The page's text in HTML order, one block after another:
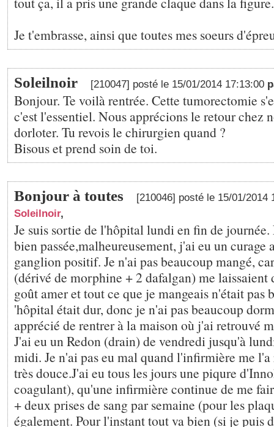
Je t'embrasse, ainsi que toutes mes soeurs
Soleilnoir [210047] posté le 15/01/2014 17:13:00
Bonjour. Te voilà rentrée. Cette tumorectomie
c'est l'essentiel. Nous apprécions le retour chez
dorloter. Tu revois le chirurgien quand ?
Bisous et prend soin de toi.
Bonjour à toutes
[210046] posté le 15/01/2014
Soleilnoir,
Je suis sortie de l'hôpital lundi en fin de
bien passée,malheureusement, j'ai eu un
ganglion positif. Je n'ai pas beaucoup mangé,
(dérivé de morphine + 2 dafalgan) me laissaient
goût amer et tout ce que je mangeais n'était pas
'hôpital était dur, donc je n'ai pas beaucoup
apprécié de rentrer à la maison où j'ai retrouvé
J'ai eu un Redon (drain) de vendredi jusqu'à
midi. Je n'ai pas eu mal quand l'infirmière me
très douce.J'ai eu tous les jours une piqure
coagulant), qu'une infirmière continue de me
+ deux prises de sang par semaine (pour les
également. Pour l'instant tout va bien (si je puis